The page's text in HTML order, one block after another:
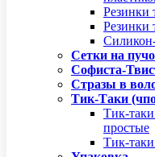
Резинки
Резинки
Сетки на
Софиста-
Стразы в
Тик-Таки
Тик-
простые
Тик-